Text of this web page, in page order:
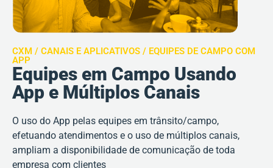
CXM / CANAIS E APLICATIVOS / EQUIPES DE CAMPO COM
APP
Equipes em Campo Usando
App e Múltiplos Canais
O uso do App pelas equipes em trânsito/campo,
efetuando atendimentos e o uso de múltiplos canais,
ampliam a disponibilidade de comunicação de toda
empresa com clientes